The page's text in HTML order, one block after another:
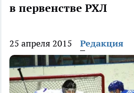
в первенстве РХЛ
25 апреля 2015 Редакция